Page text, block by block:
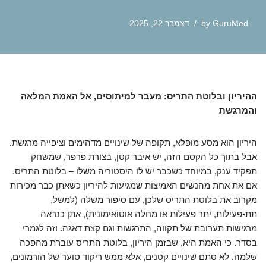
by GuruMed דצמבר 22, 2025
ההיריון ובלוטת התריס: מעבר למיתוסים, אל האמת המלאה
והמרגשת
היריון הוא מסע מופלא, תקופה של שינויים מדהימים וציפייה מרגשת.
אבל בתוך כל הקסם הזה, יש איבר קטן, בצורת פרפר, שמשחק
תפקיד ענק, במיוחד כשכבר יש לו היסטוריה משלו – בלוטת התריס.
אם את אחת מהנשים האמיצות שמגיעות להיריון כשאתן כבר מכירות
מקרוב את בלוטת התריס שלכן, עם סיפור משלה (למשל,
תת-פעילות, יתר פעילות או מחלה אוטואימונית), אתן כנראה
מרגישות תערובת של תקווה, התרגשות וגם קצת דאגה. וזה לגמרי
בסדר. כי האמת היא, שבזמן היריון, בלוטת התריס עוברת מהפכה
שלמה. לא סתם שינויים קטנים, אלא ממש ריקוד סוער של הורמונים,